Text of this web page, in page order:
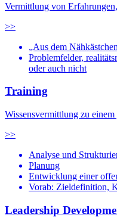
Vermittlung von
>>
„Aus dem
Problemfelder,
oder auch nicht
Training
Wissensvermittlung zu
>>
Analyse und
Planung
Entwicklung einer
Vorab: Zieldefinition,
Leadership